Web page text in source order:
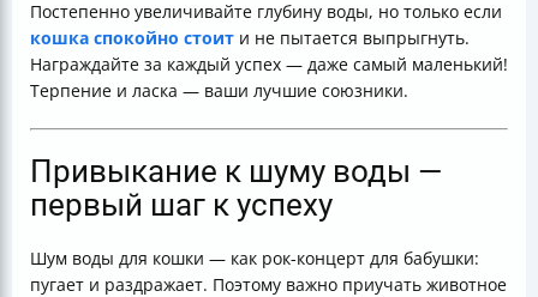
Постепенно увеличивайте глубину воды, но только если
кошка спокойно стоит и не пытается выпрыгнуть.
Награждайте за каждый успех — даже самый маленький!
Терпение и ласка — ваши лучшие союзники.
Привыкание к шуму воды —
первый шаг к успеху
Шум воды для кошки — как рок-концерт для бабушки:
пугает и раздражает. Поэтому важно приучать животное